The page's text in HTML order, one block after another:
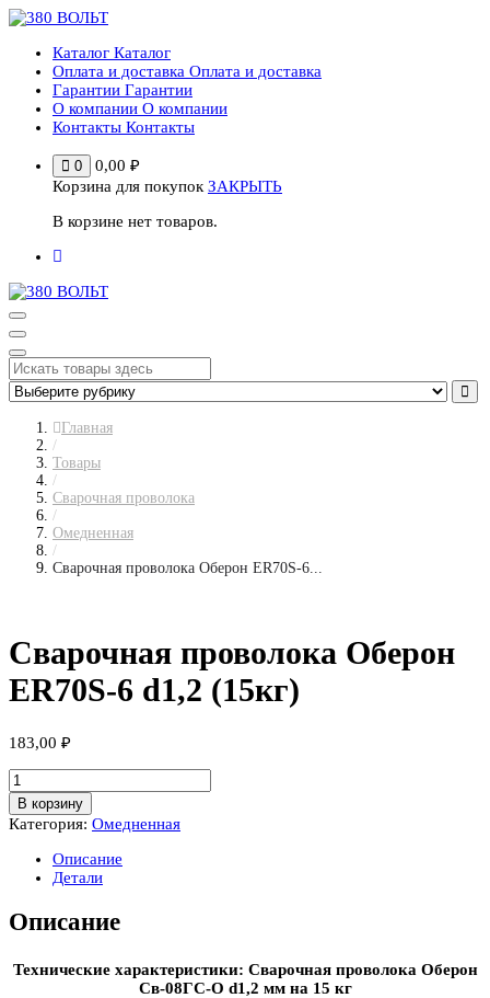
Перейти
содержимому
Каталог Каталог
Оплата и доставка Оплата и доставка
Гарантии Гарантии
О компании О компании
Контакты Контакты
0 0,00 ₽
Корзина для покупок ЗАКРЫТЬ
В корзине нет товаров.
Главная
/
Товары
/
Сварочная проволока
/
Омедненная
/
Сварочная проволока Оберон ER70S-6...
Сварочная проволока Оберон
ER70S-6 d1,2 (15кг)
183,00 ₽
Количество
товара
Сварочная
проволока
Оберон
ER70S-
(15кг)
В корзину
Категория: Омедненная
Описание
Детали
Описание
Технические характеристики: Сварочная проволока Оберон
Св-08ГС-О d1,2 мм на 15 кг